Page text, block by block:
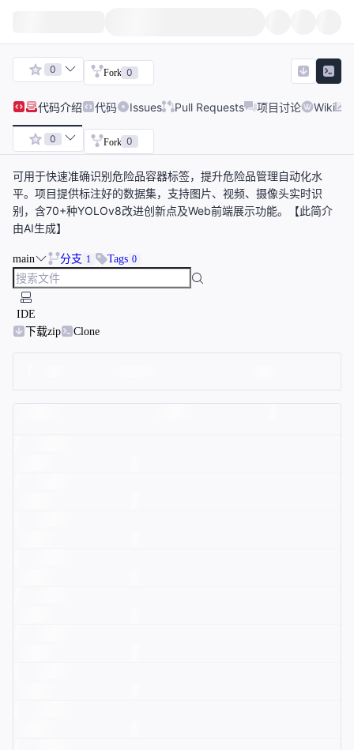
0 Fork 0
代码介绍 代码 Issues Pull Requests 项目讨论 Wiki
0 Fork 0
可用于快速准确识别危险品容器标签，提升危险品管理自动化水
平。项目提供标注好的数据集，支持图片、视频、摄像头实时识
别，含70+种YOLOv8改进创新点及Web前端展示功能。【此简介
由AI生成】
main 分支 1 Tags 0
IDE
下载zip
Clone